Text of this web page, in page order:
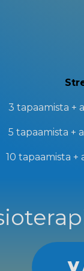
3 tapaamista +
5 tapaamista +
10 tapaamista